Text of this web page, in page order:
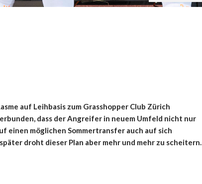
auf Leihbasis zum Grasshopper Club Zürich
dass der Angreifer in neuem Umfeld nicht nur
einen möglichen Sommertransfer auch auf sich
droht dieser Plan aber mehr und mehr zu scheitern.